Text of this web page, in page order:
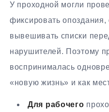
У проходной могли
фиксировать
вывешивать списки
нарушителей. Поэтому
воспринималась
«новую жизнь» и как
Для рабочего